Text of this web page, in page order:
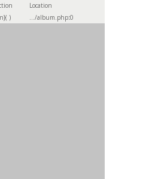
Location
) .../album.php:0